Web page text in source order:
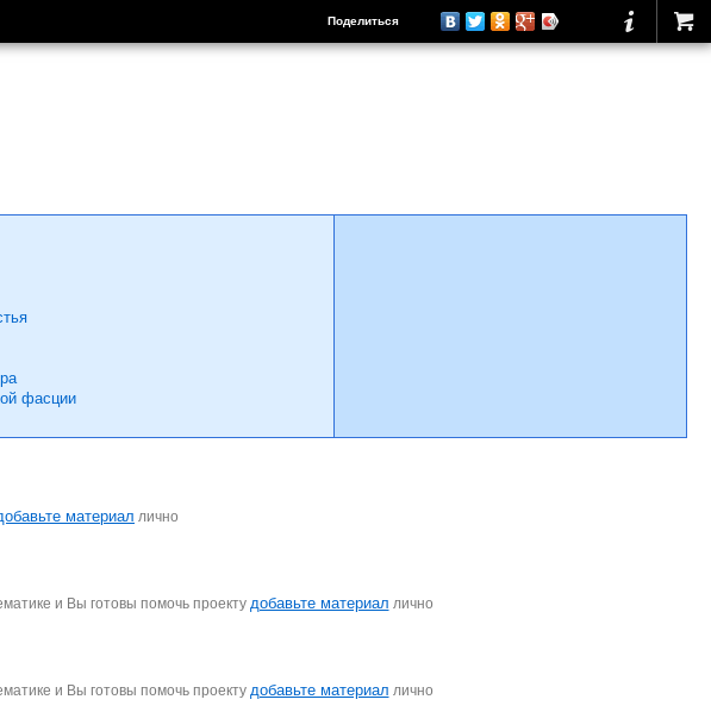
Поделиться
фасции
материал лично
и Вы готовы помочь проекту добавьте материал лично
и Вы готовы помочь проекту добавьте материал лично